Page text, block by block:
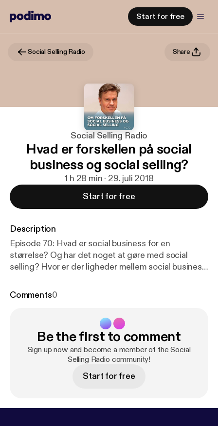
Start for free
Social Selling Radio Share
Social Selling Radio
Hvad er forskellen på social
business og social selling?
1 h 28 min · 29. juli 2018
Start for free
Description
Episode 70: Hvad er social business for en
størrelse? Og har det noget at gøre med social
selling? Hvor er der ligheder mellem social business
Comments0
Be the first to comment
Sign up now and become a member of the Social
Selling Radio community!
Start for free